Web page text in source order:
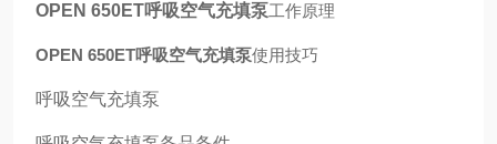
OPEN 650ET呼吸空气充填泵工作原理
OPEN 650ET呼吸空气充填泵使用技巧
呼吸空气充填泵